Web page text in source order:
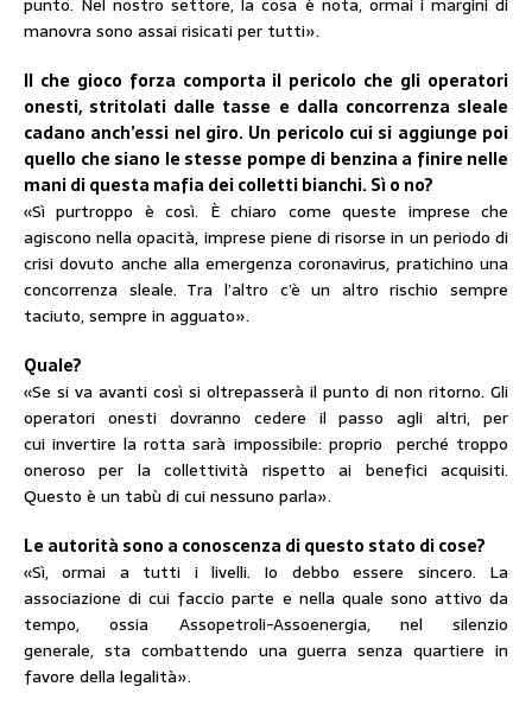
manovra sono assai risicati per tutti».
Il che gioco forza comporta il pericolo che gli operatori
onesti, stritolati dalle tasse e dalla concorrenza sleale
cadano anch’essi nel giro. Un pericolo cui si aggiunge poi
quello che siano le stesse pompe di benzina a finire nelle
mani di questa mafia dei colletti bianchi. Sì o no?
«Sì purtroppo è così. È chiaro come queste imprese che
agiscono nella opacità, imprese piene di risorse in un periodo di
crisi dovuto anche alla emergenza coronavirus, pratichino una
concorrenza sleale. Tra l’altro c’è un altro rischio sempre
taciuto, sempre in agguato».
Quale?
«Se si va avanti così si oltrepasserà il punto di non ritorno. Gli
operatori onesti dovranno cedere il passo agli altri, per
cui invertire la rotta sarà impossibile: proprio perché troppo
oneroso per la collettività rispetto ai benefici acquisiti.
Questo è un tabù di cui nessuno parla».
Le autorità sono a conoscenza di questo stato di cose?
«Sì, ormai a tutti i livelli. Io debbo essere sincero. La
associazione di cui faccio parte e nella quale sono attivo da
tempo, ossia Assopetroli-Assoenergia, nel silenzio
generale, sta combattendo una guerra senza quartiere in
favore della legalità».